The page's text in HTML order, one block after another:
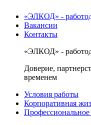
«ЭЛКОД» -
Вакансии
Контакты
«ЭЛКОД» -
Доверие,
временем
Условия работы
Корпоративная
Профессиональное